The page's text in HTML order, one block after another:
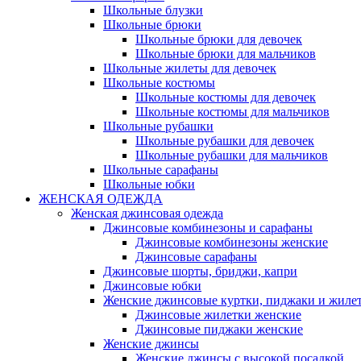
Школьные блузки
Школьные брюки
Школьные брюки для девочек
Школьные брюки для мальчиков
Школьные жилеты для девочек
Школьные костюмы
Школьные костюмы для девочек
Школьные костюмы для мальчиков
Школьные рубашки
Школьные рубашки для девочек
Школьные рубашки для мальчиков
Школьные сарафаны
Школьные юбки
ЖЕНСКАЯ ОДЕЖДА
Женская джинсовая одежда
Джинсовые комбинезоны и сарафаны
Джинсовые комбинезоны женские
Джинсовые сарафаны
Джинсовые шорты, бриджи, капри
Джинсовые юбки
Женские джинсовые куртки, пиджаки и
Джинсовые жилетки женские
Джинсовые пиджаки женские
Женские джинсы
Женские джинсы с высокой посадкой